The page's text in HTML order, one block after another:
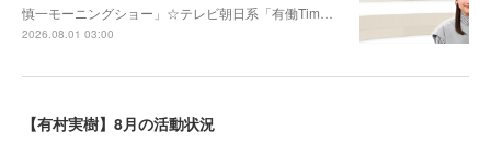
慎一モーニングショー」☆テレビ朝日系「有働Tim…
2026.08.01 03:00
【有村実樹】8月の活動状況